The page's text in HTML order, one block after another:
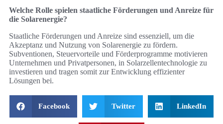
Welche Rolle spielen staatliche Förderungen und Anreize für
die Solarenergie?
Staatliche Förderungen und Anreize sind essenziell, um die
Akzeptanz und Nutzung von Solarenergie zu fördern.
Subventionen, Steuervorteile und Förderprogramme motivieren
Unternehmen und Privatpersonen, in Solarzellentechnologie zu
investieren und tragen somit zur Entwicklung effizienter
Lösungen bei.
Facebook Twitter LinkedIn